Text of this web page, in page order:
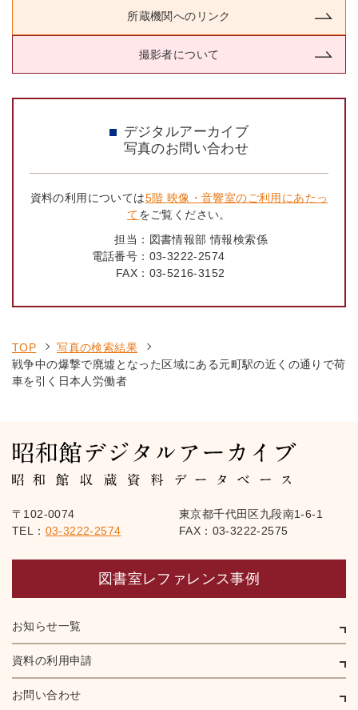
所蔵機関へのリンク
撮影者について
デジタルアーカイブ
写真のお問い合わせ
資料の利用については5階 映像・音響室のご利用にあたっ
てをご覧ください。
担当： 図書情報部 情報検索係
電話番号： 03-3222-2574
FAX： 03-5216-3152
TOP
写真の検索結果
戦争中の爆撃で廃墟となった区域にある元町駅の近くの通りで荷
車を引く日本人労働者
〒102-0074
東京都千代田区九段南1-6-1
TEL： 03-3222-2574 FAX：03-3222-2575
図書室レファレンス事例
お知らせ一覧
資料の利用申請
お問い合わせ